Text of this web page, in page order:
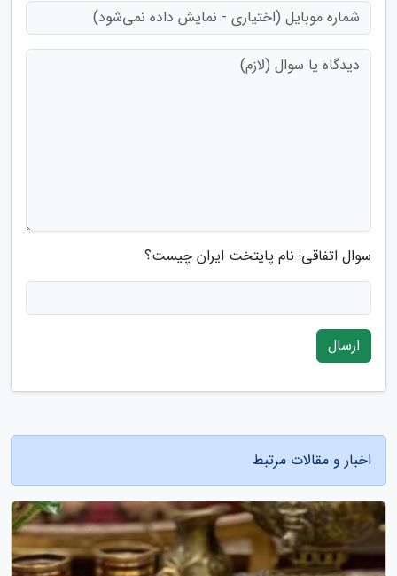
سوال اتفاقی: نام پایتخت ایران چیست؟
ارسال
اخبار و مقالات مرتبط